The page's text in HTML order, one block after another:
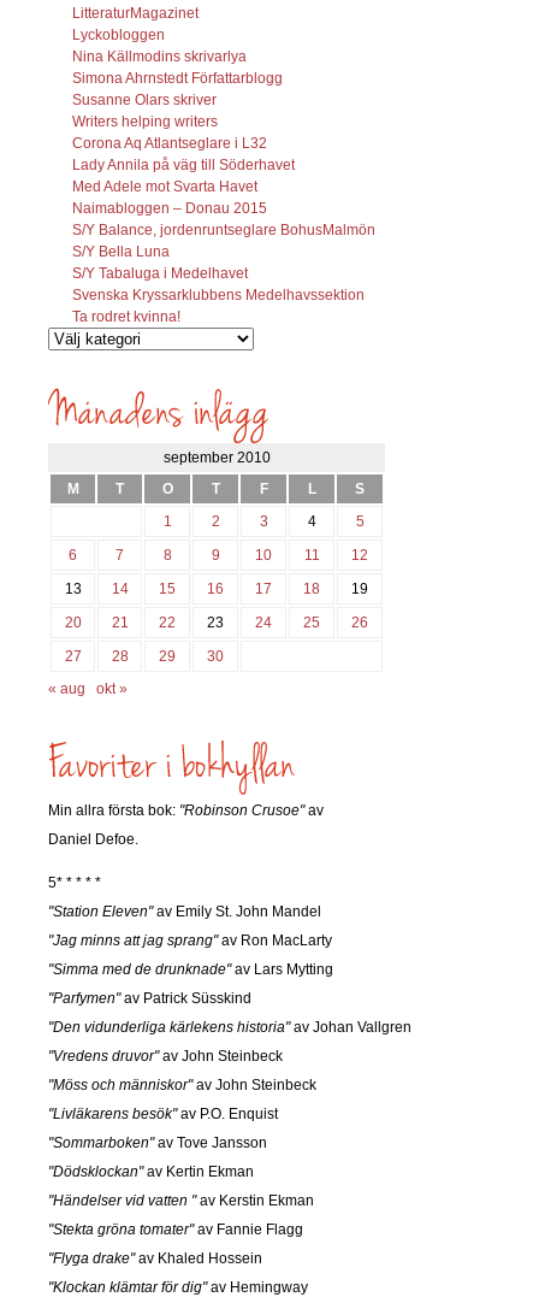
LitteraturMagazinet
Lyckobloggen
Nina Källmodins skrivarlya
Simona Ahrnstedt Författarblogg
Susanne Olars skriver
Writers helping writers
Corona Aq Atlantseglare i L32
Lady Annila på väg till Söderhavet
Med Adele mot Svarta Havet
Naimabloggen – Donau 2015
S/Y Balance, jordenruntseglare BohusMalmön
S/Y Bella Luna
S/Y Tabaluga i Medelhavet
Svenska Kryssarklubbens Medelhavssektion
Ta rodret kvinna!
Vilka
söks?
september 2010
M
T O T F L
S
1
2 3 4
5
6
7 8 9 10 11
12
13
14 15 16 17 18
19
20
21 22 23 24 25
26
27
28 29
30
« aug
okt »
Min allra första bok: "Robinson Crusoe"av
Daniel Defoe.
5* * * * *
"Station Eleven"av Emily St. John Mandel
"Jag minns att jag sprang"av Ron MacLarty
"Simma med de drunknade"av Lars Mytting
"Parfymen"av Patrick Süsskind
"Den vidunderliga kärlekens historia"av Johan Vallgren
"Vredens druvor"av John Steinbeck
"Möss och människor"av John Steinbeck
"Livläkarens besök"av P.O. Enquist
"Sommarboken"av Tove Jansson
"Dödsklockan"av Kertin Ekman
"Händelser vid vatten "av Kerstin Ekman
"Stekta gröna tomater"av Fannie Flagg
"Flyga drake"av Khaled Hossein
"Klockan klämtar för dig"av Hemingway